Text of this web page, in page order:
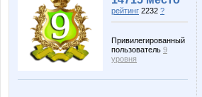
рейтинг 2232 ?
Привилегированный
пользователь 9
уровня